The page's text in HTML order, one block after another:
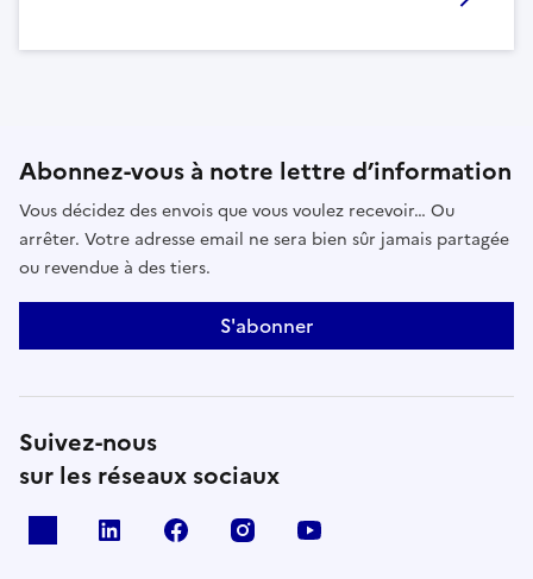
Abonnez-vous à notre lettre d’information
Vous décidez des envois que vous voulez recevoir… Ou
arrêter. Votre adresse email ne sera bien sûr jamais partagée
ou revendue à des tiers.
S'abonner
Suivez-nous
sur les réseaux sociaux
linkedin facebook instagram